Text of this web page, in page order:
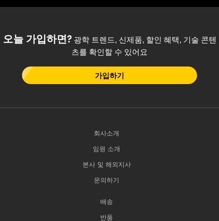
오늘 가입하면?광학 트렌드, 신제품, 할인 혜택, 기술 콘텐
츠를 확인할 수 있어요
가입하기
회사소개
임원 소개
본사 및 해외지사
문의하기
배송
반품